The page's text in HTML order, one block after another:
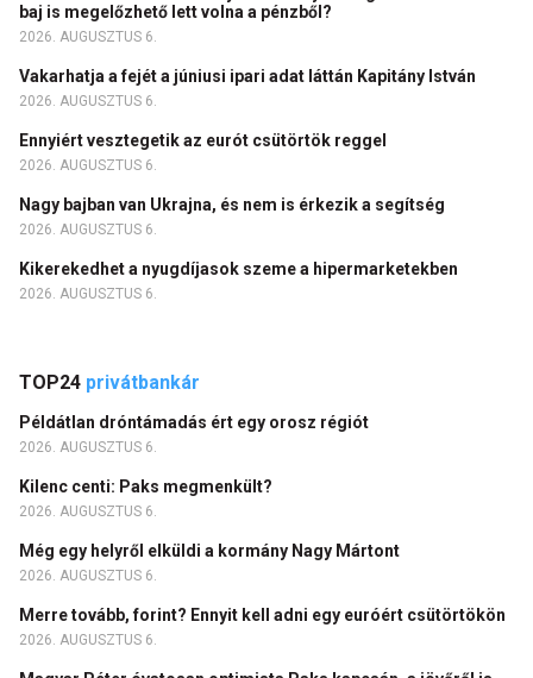
baj is megelőzhető lett volna a pénzből?
2026. AUGUSZTUS 6.
Vakarhatja a fejét a júniusi ipari adat láttán Kapitány István
2026. AUGUSZTUS 6.
Ennyiért vesztegetik az eurót csütörtök reggel
2026. AUGUSZTUS 6.
Nagy bajban van Ukrajna, és nem is érkezik a segítség
2026. AUGUSZTUS 6.
Kikerekedhet a nyugdíjasok szeme a hipermarketekben
2026. AUGUSZTUS 6.
TOP24 privátbankár
Példátlan dróntámadás ért egy orosz régiót
2026. AUGUSZTUS 6.
Kilenc centi: Paks megmenkült?
2026. AUGUSZTUS 6.
Még egy helyről elküldi a kormány Nagy Mártont
2026. AUGUSZTUS 6.
Merre tovább, forint? Ennyit kell adni egy euróért csütörtökön
2026. AUGUSZTUS 6.